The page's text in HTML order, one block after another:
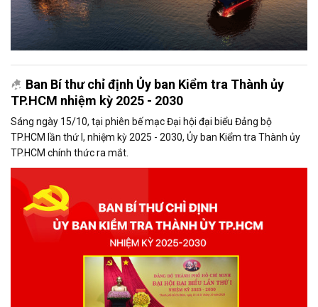
Ban Bí thư chỉ định Ủy ban Kiểm tra Thành ủy
TP.HCM nhiệm kỳ 2025 - 2030
Sáng ngày 15/10, tại phiên bế mạc Đại hội đại biểu Đảng bộ
TP.HCM lần thứ I, nhiệm kỳ 2025 - 2030, Ủy ban Kiểm tra Thành ủy
TP.HCM chính thức ra mắt.